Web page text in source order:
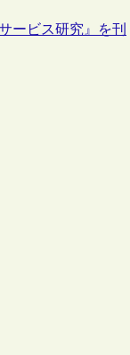
ービス研究』を刊